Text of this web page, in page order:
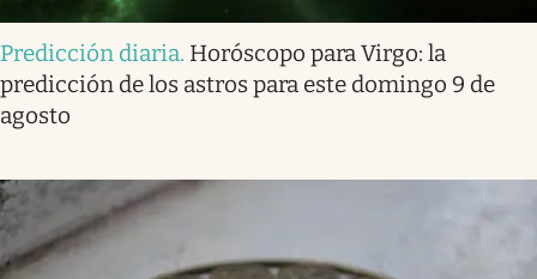
Predicción diaria. Horóscopo para Virgo: la
predicción de los astros para este domingo 9 de
agosto